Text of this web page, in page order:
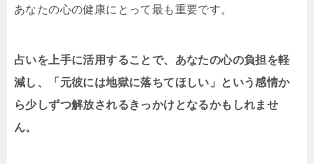
あなたの心の健康にとって最も重要です。
占いを上手に活用することで、あなたの心の負担を軽
減し、「元彼には地獄に落ちてほしい」という感情か
ら少しずつ解放されるきっかけとなるかもしれませ
ん。